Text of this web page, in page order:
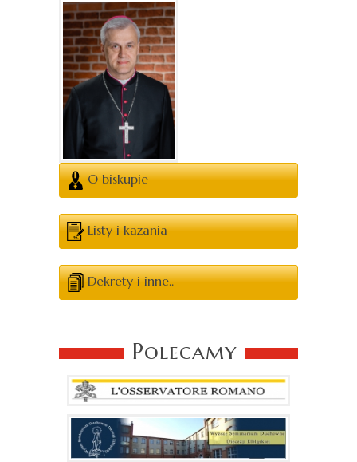
O biskupie
Listy i kazania
Dekrety i inne..
Polecamy